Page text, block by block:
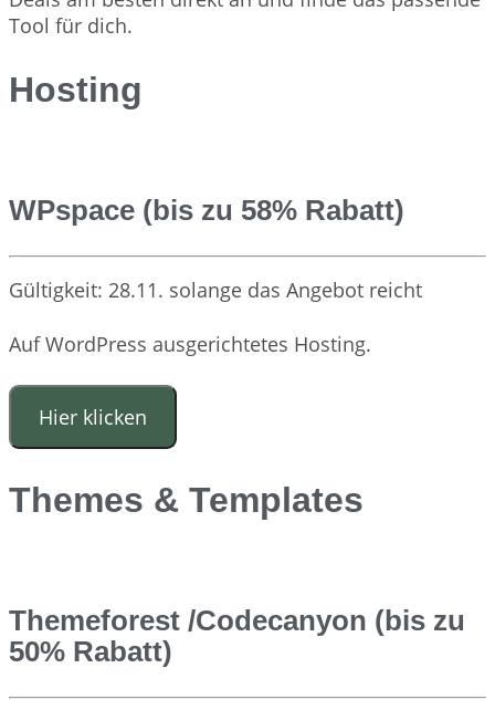
Tool für dich.
Hosting
WPspace (bis zu 58% Rabatt)
Gültigkeit: 28.11. solange das Angebot reicht
Auf WordPress ausgerichtetes Hosting.
Hier klicken
Themes & Templates
Themeforest /Codecanyon (bis zu
50% Rabatt)